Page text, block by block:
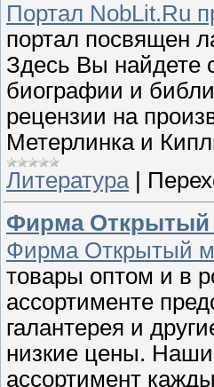
Портал NobLit.Ru
портал посвящен
Здесь Вы найдете
биографии и
рецензии на
Метерлинка и
Литература|
Фирма Открытый
Фирма Открытый
товары оптом и в
ассортименте
галантерея и
низкие цены.
ассортимент